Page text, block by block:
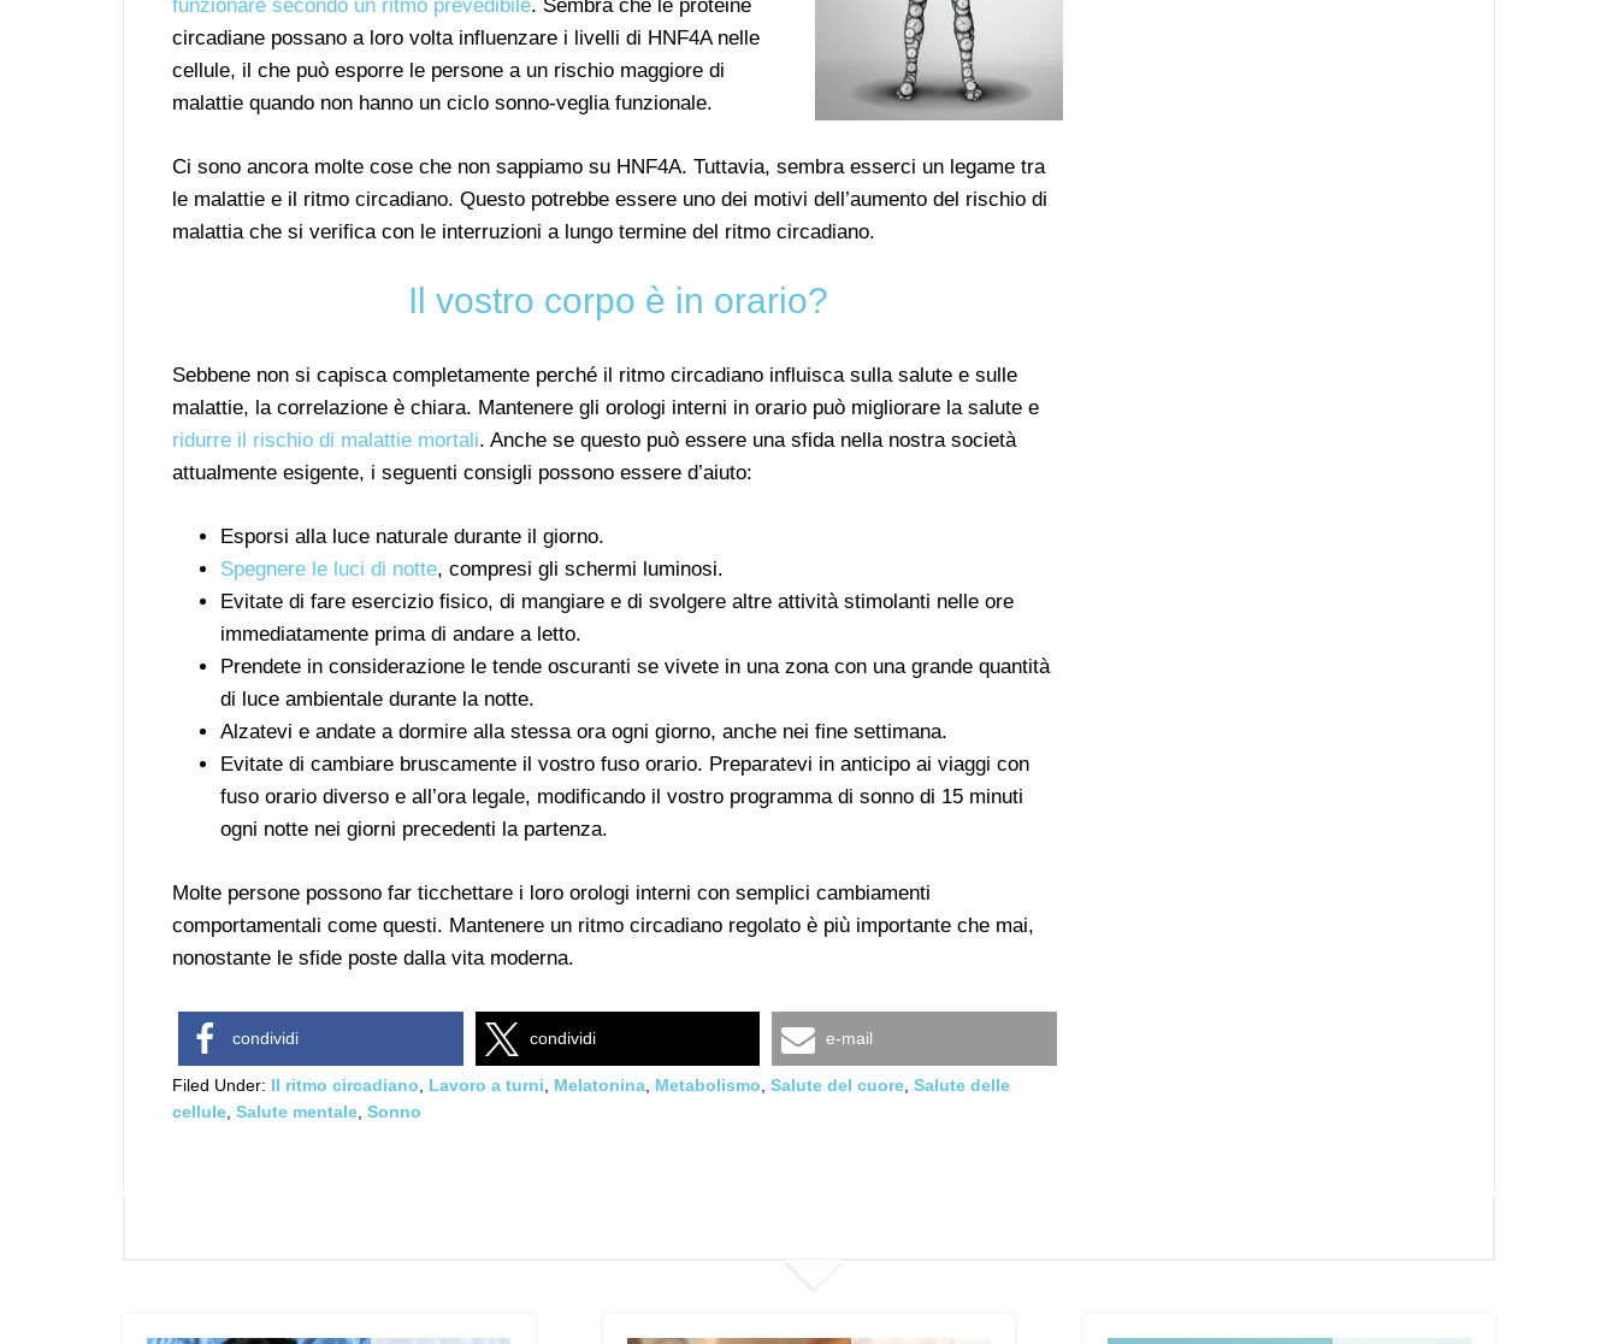
funzionare secondo un ritmo prevedibile. Sembra che le proteine
circadiane possano a loro volta influenzare i livelli di HNF4A nelle
cellule, il che può esporre le persone a un rischio maggiore di
malattie quando non hanno un ciclo sonno-veglia funzionale.
Ci sono ancora molte cose che non sappiamo su HNF4A. Tuttavia, sembra esserci un legame tra
le malattie e il ritmo circadiano. Questo potrebbe essere uno dei motivi dell’aumento del rischio di
malattia che si verifica con le interruzioni a lungo termine del ritmo circadiano.
Il vostro corpo è in orario?
Sebbene non si capisca completamente perché il ritmo circadiano influisca sulla salute e sulle
malattie, la correlazione è chiara. Mantenere gli orologi interni in orario può migliorare la salute e
ridurre il rischio di malattie mortali. Anche se questo può essere una sfida nella nostra società
attualmente esigente, i seguenti consigli possono essere d’aiuto:
Esporsi alla luce naturale durante il giorno.
Spegnere le luci di notte, compresi gli schermi luminosi.
Evitate di fare esercizio fisico, di mangiare e di svolgere altre attività stimolanti nelle ore
immediatamente prima di andare a letto.
Prendete in considerazione le tende oscuranti se vivete in una zona con una grande quantità
di luce ambientale durante la notte.
Alzatevi e andate a dormire alla stessa ora ogni giorno, anche nei fine settimana.
Evitate di cambiare bruscamente il vostro fuso orario. Preparatevi in anticipo ai viaggi con
fuso orario diverso e all’ora legale, modificando il vostro programma di sonno di 15 minuti
ogni notte nei giorni precedenti la partenza.
Molte persone possono far ticchettare i loro orologi interni con semplici cambiamenti
comportamentali come questi. Mantenere un ritmo circadiano regolato è più importante che mai,
nonostante le sfide poste dalla vita moderna.
condividi condividi e-mail
Filed Under: Il ritmo circadiano Lavoro a turni Melatonina Metabolismo Salute del cuore Salute delle
cellule Salute mentale Sonno